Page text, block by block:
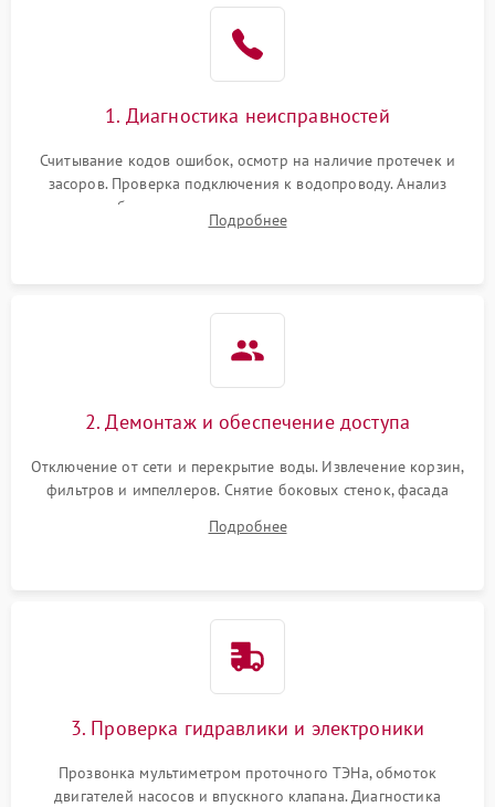
Проблемы с1. Диагностика неисправностей
Считывание кодов ошибок, осмотр на наличие протечек и
засоров. Проверка подключения к водопроводу. Анализ
жалоб на отсутствие слива, нагрева, вращения
разбрызгивателей или срабатывание системы защиты
Подробнее
2. Демонтаж и обеспечение доступа
Отключение от сети и перекрытие воды. Извлечение корзин,
фильтров и импеллеров. Снятие боковых стенок, фасада
циркуляционному насосу, ТЭНу и сливной помпе.
Подробнее
3. Проверка гидравлики и электроники
Прозвонка мультиметром проточного ТЭНа, обмоток
двигателей насосов и впускного клапана. Диагностика